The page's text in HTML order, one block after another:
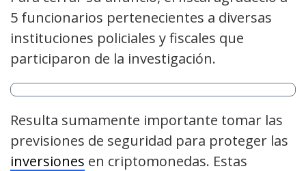
5 funcionarios pertenecientes a diversas
instituciones policiales y fiscales que
participaron de la investigación.
Resulta sumamente importante tomar las
previsiones de seguridad para proteger las
inversiones en criptomonedas. Estas